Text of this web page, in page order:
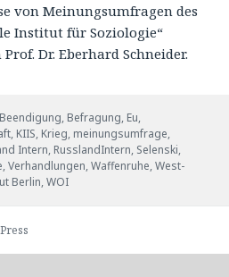
von Meinungsumfragen des
Institut für Soziologie“
Dr. Eberhard Schneider.
Tags
Beendigung, Befragung, Eu,
, KIIS, Krieg, meinungsumfrage,
Intern, RusslandIntern, Selenski,
,Verhandlungen,Waffenruhe,West-
Berlin,WOI